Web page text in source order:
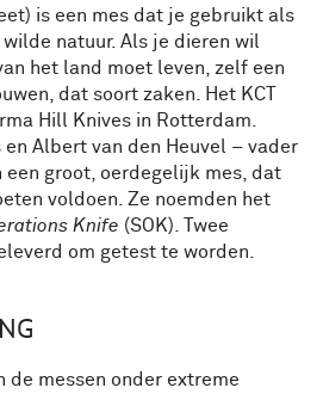
is een mes dat je gebruikt als
natuur. Als je dieren wil
het land moet leven, zelf een
dat soort zaken. Het KCT
Hill Knives in Rotterdam.
en Albert van den Heuvel – vader
een groot, oerdegelijk mes, dat
voldoen. Ze noemden het
Knife (SOK). Twee
om getest te worden.
de messen onder extreme